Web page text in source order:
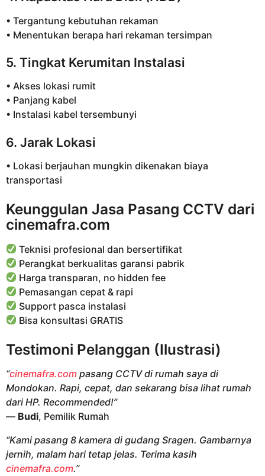
• Tergantung kebutuhan rekaman
• Menentukan berapa hari rekaman tersimpan
5. Tingkat Kerumitan Instalasi
• Akses lokasi rumit
• Panjang kabel
• Instalasi kabel tersembunyi
6. Jarak Lokasi
• Lokasi berjauhan mungkin dikenakan biaya
transportasi
Keunggulan Jasa Pasang CCTV dari
cinemafra.com
Teknisi profesional dan bersertifikat
Perangkat berkualitas garansi pabrik
Harga transparan, no hidden fee
Pemasangan cepat & rapi
Support pasca instalasi
Bisa konsultasi GRATIS
Testimoni Pelanggan (Ilustrasi)
“cinemafra.com pasang CCTV di rumah saya di
Mondokan. Rapi, cepat, dan sekarang bisa lihat rumah
dari HP. Recommended!”
— Budi, Pemilik Rumah
“Kami pasang 8 kamera di gudang Sragen. Gambarnya
jernih, malam hari tetap jelas. Terima kasih
cinemafra.com.”